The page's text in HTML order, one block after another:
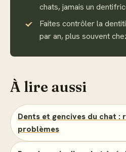
chats, jamais un
Faites contrôler la
par an, plus souvent
À lire aussi
Dents et gencives du chat :
problèmes